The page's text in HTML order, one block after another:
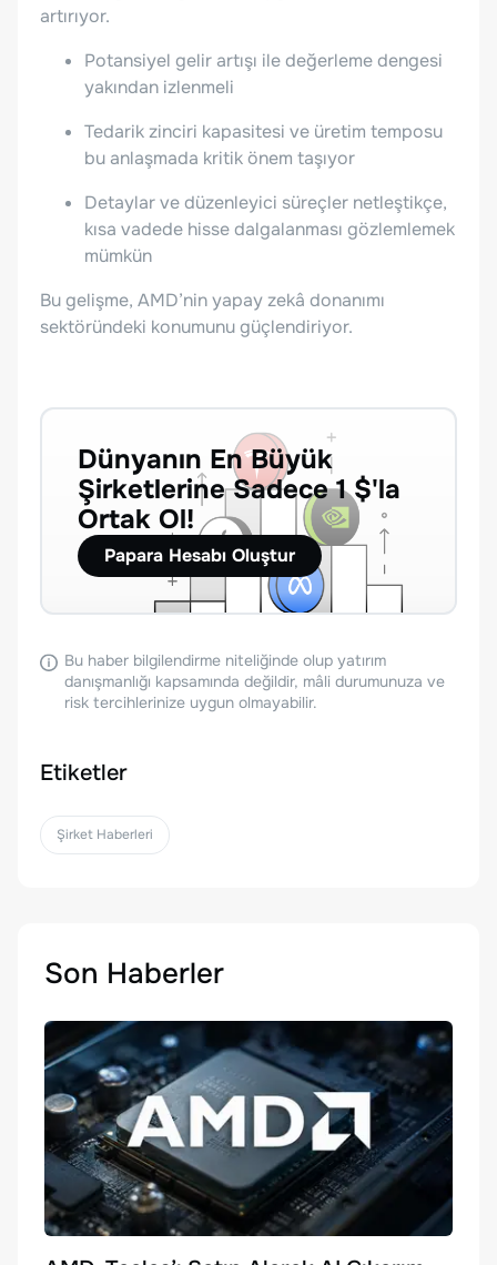
artırıyor.
Potansiyel gelir artışı ile değerleme dengesi
yakından izlenmeli
Tedarik zinciri kapasitesi ve üretim temposu
bu anlaşmada kritik önem taşıyor
Detaylar ve düzenleyici süreçler netleştikçe,
kısa vadede hisse dalgalanması gözlemlemek
mümkün
Bu gelişme, AMD’nin yapay zekâ donanımı
sektöründeki konumunu güçlendiriyor.
Dünyanın En Büyük
Şirketlerine Sadece 1 $'la
Ortak Ol!
Papara Hesabı Oluştur
Bu haber bilgilendirme niteliğinde olup yatırım
danışmanlığı kapsamında değildir, mâli durumunuza ve
risk tercihlerinize uygun olmayabilir.
Etiketler
Şirket Haberleri
Son Haberler